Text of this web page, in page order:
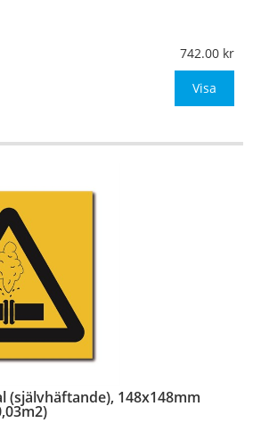
0,7mm (väggmontage)
(eller annat mått upp till 0,03m²)
742.00
Visa
(självhäftande), 148x148mm